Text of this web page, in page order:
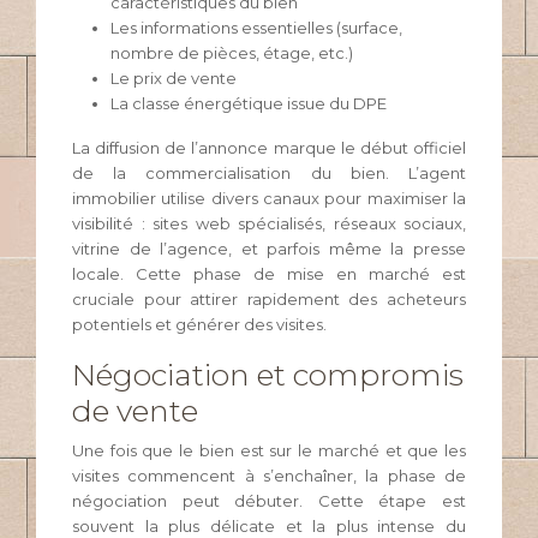
Les informations essentielles (surface,
nombre de pièces, étage, etc.)
Le prix de vente
La classe énergétique issue du DPE
La diffusion de l’annonce marque le début officiel
de la commercialisation du bien. L’agent
immobilier utilise divers canaux pour maximiser la
visibilité : sites web spécialisés, réseaux sociaux,
vitrine de l’agence, et parfois même la presse
locale. Cette phase de mise en marché est
cruciale pour attirer rapidement des acheteurs
potentiels et générer des visites.
Négociation et compromis
de vente
Une fois que le bien est sur le marché et que les
visites commencent à s’enchaîner, la phase de
négociation peut débuter. Cette étape est
souvent la plus délicate et la plus intense du